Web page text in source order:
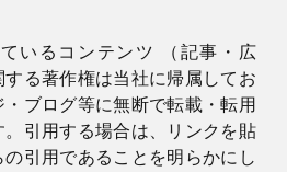
いるコンテンツ （記事・広
る著作権は当社に帰属してお
ブログ等に無断で転載・転用
引用する場合は、リンクを貼
引用であることを明らかにし